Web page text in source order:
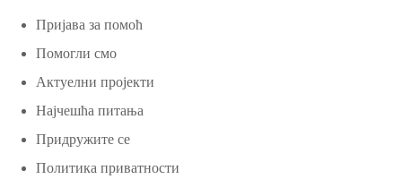
Пријава за помоћ
Помогли смо
Актуелни пројекти
Најчешћа питања
Придружите се
Политика приватности